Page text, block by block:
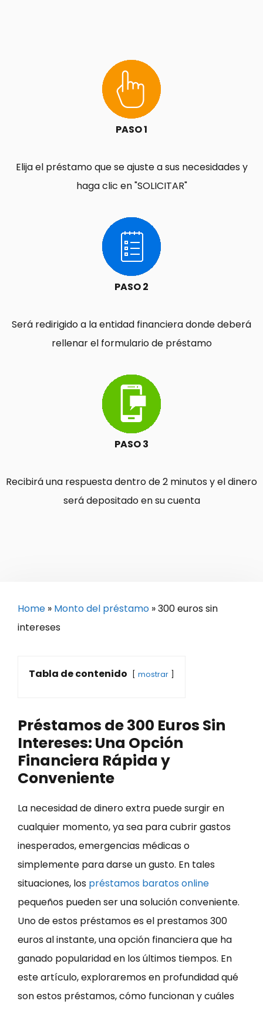
PASO 1
Elija el préstamo que se ajuste a sus necesidades y
haga clic en "SOLICITAR"
PASO 2
Será redirigido a la entidad financiera donde deberá
rellenar el formulario de préstamo
PASO 3
Recibirá una respuesta dentro de 2 minutos y el dinero
será depositado en su cuenta
Home » Monto del préstamo »300 euros sin
intereses
Tabla de contenido mostrar
Préstamos de 300 Euros Sin
Intereses: Una Opción
Financiera Rápida y
Conveniente
La necesidad de dinero extra puede surgir en
cualquier momento, ya sea para cubrir gastos
inesperados, emergencias médicas o
simplemente para darse un gusto. En tales
situaciones, los préstamos baratos online
pequeños pueden ser una solución conveniente.
Uno de estos préstamos es el prestamos 300
euros al instante, una opción financiera que ha
ganado popularidad en los últimos tiempos. En
este artículo, exploraremos en profundidad qué
son estos préstamos, cómo funcionan y cuáles